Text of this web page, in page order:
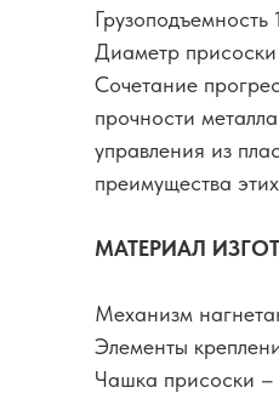
Грузоподъемность
Диаметр
Сочетание
прочности
управления из
преимущества
МАТЕРИАЛ
Механизм
Элементы
Чашка присоски –